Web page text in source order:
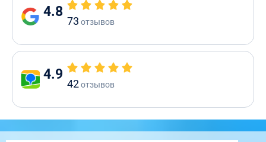
4.8
73 отзывов
4.9
42отзывов